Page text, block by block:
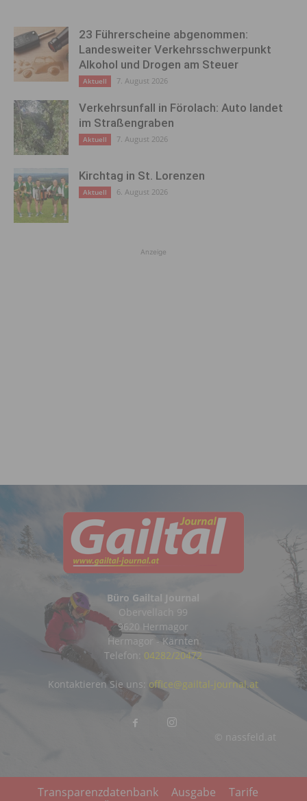
23 Führerscheine abgenommen:
Landesweiter Verkehrsschwerpunkt
Alkohol und Drogen am Steuer
Aktuell 7. August 2026
Verkehrsunfall in Förolach: Auto landet
im Straßengraben
Aktuell 7. August 2026
Kirchtag in St. Lorenzen
Aktuell 6. August 2026
Anzeige
Büro Gailtal Journal
Obervellach 99
9620 Hermagor
Hermagor - Kärnten
Telefon: 04282/20472
© nassfeld.at
Kontaktieren Sie uns: office@gailtal-journal.at
Transparenzdatenbank Ausgabe
Tarife